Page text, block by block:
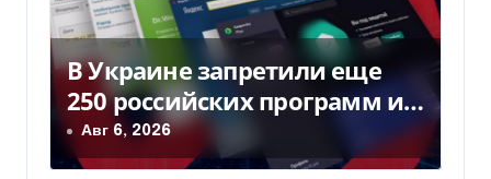
п
о
з
а
В Украине запретили еще
250 российских программ и
видов оборудования —
Delo.ua
Авг 6, 2026